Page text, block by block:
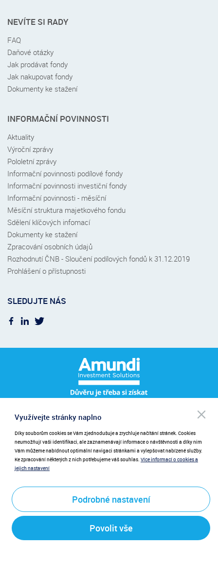
NEVÍTE SI RADY
FAQ
Daňové otázky
Jak prodávat fondy
Jak nakupovat fondy
Dokumenty ke stažení
INFORMAČNÍ POVINNOSTI
Aktuality
Výroční zprávy
Pololetní zprávy
Informační povinnosti podílové fondy
Informační povinnosti investiční fondy
Informační povinnosti - měsíční
Měsíční struktura majetkového fondu
Sdělení klíčových infomací
Dokumenty ke stažení
Zpracování osobních údajů
Rozhodnutí ČNB - Sloučení podílových fondů k 31.12.2019
Prohlášení o přístupnosti
SLEDUJTE NÁS
NEWSLETTER
Pro přihlášení k odběru novinek zadejte prosím váš e-mail.
Zadáním emailu poskytujete souhlas se zasíláním novinek.
Odeslat
Využívejte stránky naplno
Díky souborům cookies se Vám zjednodušuje a zrychluje načítání stránek. Cookies
neumožňují vaši identifikaci, ale zaznamenávají informace o návštěvnosti a díky nim
Vám můžeme nabídnout optimální navigaci stránkami a vylepšovat nabízené služby.
Ke zpracování některých z nich potřebujeme váš souhlas. Více informací o cookies a
jejich nastavení
Podrobné nastavení
Povolit vše